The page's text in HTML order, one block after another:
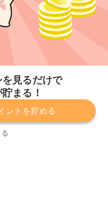
見るだけで
まる！
ントを貯める
用規約
運営会社